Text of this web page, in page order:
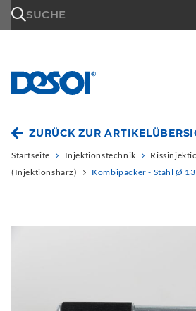
SUCHE
ZURÜCK ZUR
Startseite Injektionstechnik
(Injektionsharz)
Kombipacker - Stahl Ø